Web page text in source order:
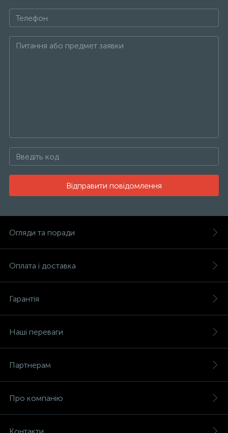
Відправити повідомлення
Огляди та поради
Оплата і доставка
Гарантія
Наші переваги
Партнерам
Про компанію